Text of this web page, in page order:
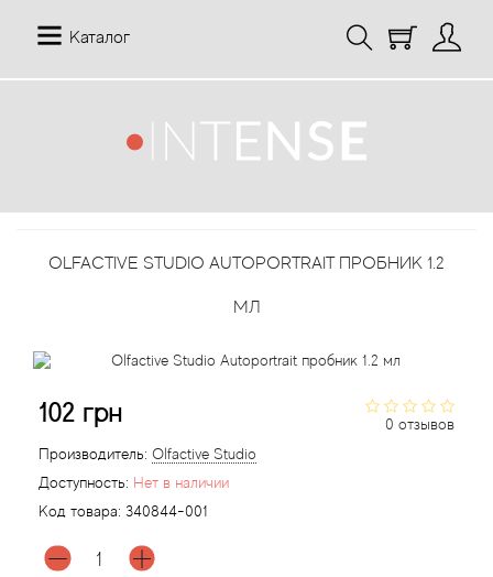
Каталог
OLFACTIVE STUDIO AUTOPORTRAIT ПРОБНИК 1.2
МЛ
0 отзывов
102 грн
Производитель: Olfactive Studio
Доступность: Нет в наличии
Код товара: 340844-001
12 Parfumeurs Francais
19-69
27 87 Perfumes
Absolument Parfumeur
Acca Kappa
Acqua di Parma
Отзывы
Доставка
Контакты
Статьи
История заказов
Рассылка новостей